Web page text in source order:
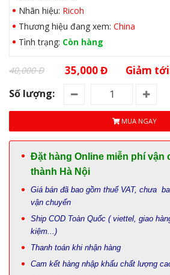
Nhãn hiệu: Ricoh
Thương hiệu đang xem: China
Tình trạng: Còn hàng
40,000 Đ 35,000 Đ Giảm
Số lượng:
MUA NGAY
Đặt hàng Online miễn phí vận
thành Hà Nội
Giá bán đã bao gồm thuế VAT, chưa
vận chuyển
Ship COD Toàn Quốc ( viettel, giao
kiệm...)
Thanh toán khi nhận hàng
Cam kết hàng nhập khẩu chất lượng